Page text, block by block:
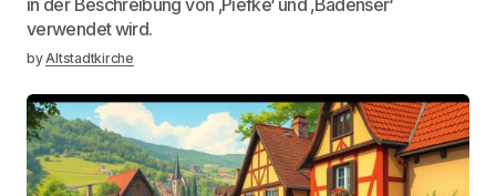
in der Beschreibung von ‚Piefke‘ und ‚Badenser‘
verwendet wird.
byAltstadtkirche